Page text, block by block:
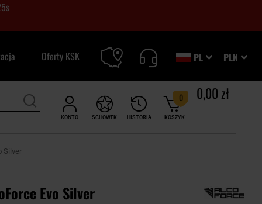
s
PLN
PL
Oferty KSK
KONTO HISTORIA
SCHOWEK KOSZYK
0 0,00 zł
Silver
Evo Silver